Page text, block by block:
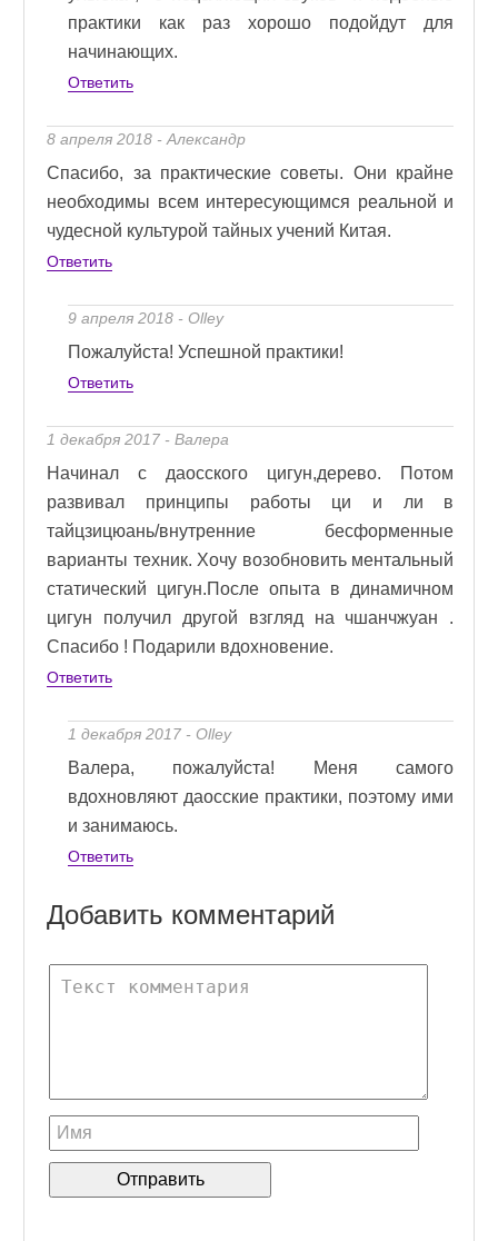
практики как раз хорошо подойдут для
начинающих.
Ответить
8 апреля 2018 - Александр
Спасибо, за практические советы. Они крайне
необходимы всем интересующимся реальной и
чудесной культурой тайных учений Китая.
Ответить
9 апреля 2018 - Olley
Пожалуйста! Успешной практики!
Ответить
1 декабря 2017 - Валера
Начинал с даосского цигун,дерево. Потом
развивал принципы работы ци и ли в
тайцзицюань/внутренние бесформенные
варианты техник. Хочу возобновить ментальный
статический цигун.После опыта в динамичном
цигун получил другой взгляд на чшанчжуан .
Спасибо ! Подарили вдохновение.
Ответить
1 декабря 2017 - Olley
Валера, пожалуйста! Меня самого
вдохновляют даосские практики, поэтому ими
и занимаюсь.
Ответить
Добавить комментарий